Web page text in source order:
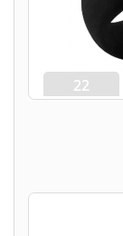
22
dias